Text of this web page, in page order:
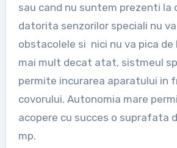
sau cand nu suntem prezenti la
datorita senzorilor speciali nu
obstacolele si nici nu va pica de
mai mult decat atat, sistmeul
permite incurarea aparatului in
covorului. Autonomia mare
acopere cu succes o suprafata
mp.